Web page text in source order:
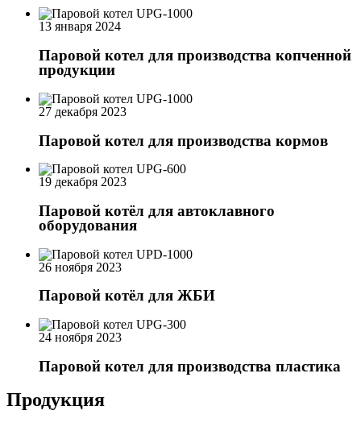
13 января 2024
Паровой котел для производства копченной
продукции
27 декабря 2023
Паровой котел для производства кормов
19 декабря 2023
Паровой котёл для автоклавного
оборудования
26 ноября 2023
Паровой котёл для ЖБИ
24 ноября 2023
Паровой котел для производства пластика
Продукция